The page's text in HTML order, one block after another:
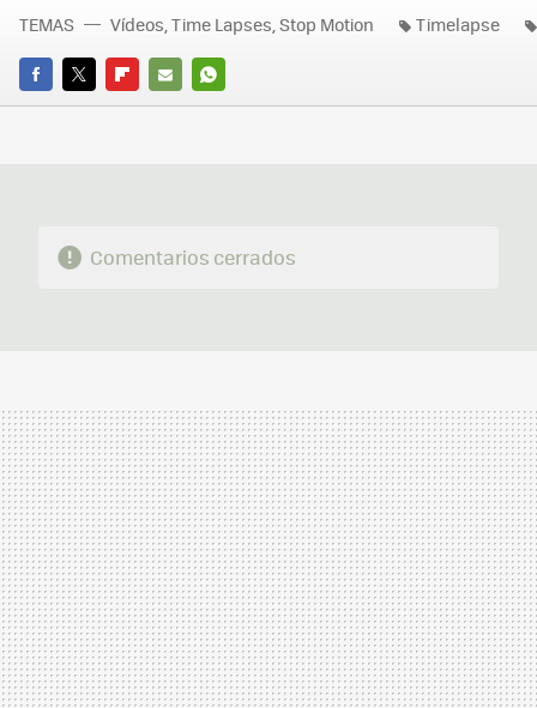
FACEBOOK
TWITTERFLIPBOARD
E-
WHATSAPP
TEMAS Vídeos, Time Lapses, Stop Motion Timelapse
Comentarios cerrados